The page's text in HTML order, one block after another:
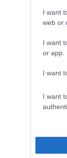
I want
web or
I want
or app.
I want
I want
szerepel a tervek
amelyet